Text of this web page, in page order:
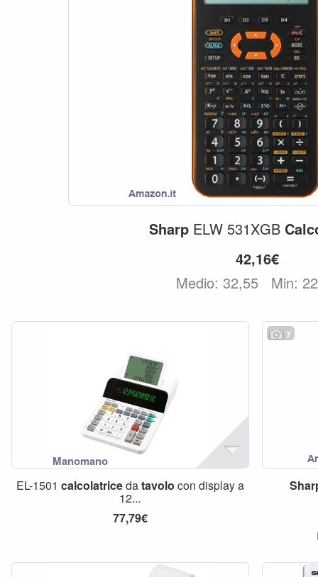
SharpELW 531XGB
42,16€
Medio: 32,55
Min:
EL-1501 calcolatricedatavolo con display a
12...
77,79€
7